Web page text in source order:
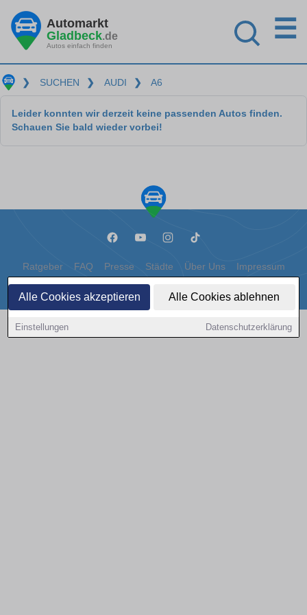
Alle Cookies akzeptieren Alle Cookies ablehnen
Einstellungen Datenschutzerklärung
Automarkt
Gladbeck.de
Autos einfach finden
☰
❯ SUCHEN ❯ AUDI ❯ A6
Leider konnten wir derzeit keine passenden Autos finden.
Schauen Sie bald wieder vorbei!
Ratgeber FAQ Presse Städte Über Uns Impressum
Datenschutz Cookies
Copyright © 2000 - 2026 | 1A Infosysteme GmbH | Content by: 1a-sites-autos